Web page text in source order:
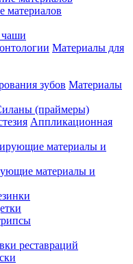
материалов
чаши
Материалы для
Материалы
(праймеры)
Аппликационная
материалы и
реставраций